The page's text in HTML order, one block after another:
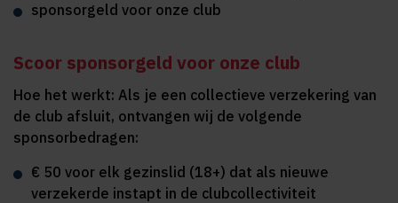
sponsorgeld voor onze club
Scoor sponsorgeld voor onze club
Hoe het werkt: Als je een collectieve verzekering van
de club afsluit, ontvangen wij de volgende
sponsorbedragen:
€ 50 voor elk gezinslid (18+) dat als nieuwe
verzekerde instapt in de clubcollectiviteit